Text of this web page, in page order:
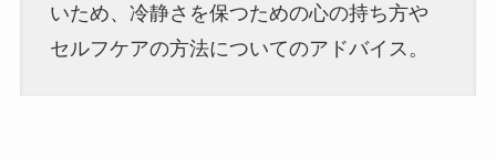
いため、冷静さを保つための心の持ち方や
セルフケアの方法についてのアドバイス。